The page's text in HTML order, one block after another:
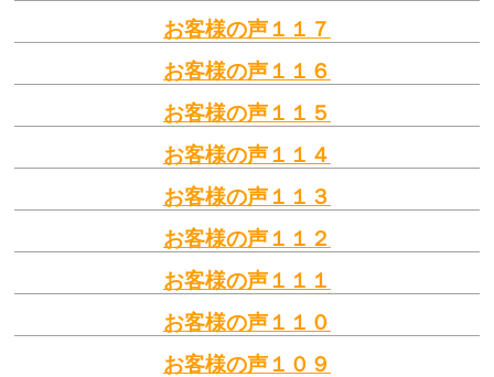
お客様の声１１７
お客様の声１１６
お客様の声１１５
お客様の声１１４
お客様の声１１３
お客様の声１１２
お客様の声１１１
お客様の声１１０
お客様の声１０９